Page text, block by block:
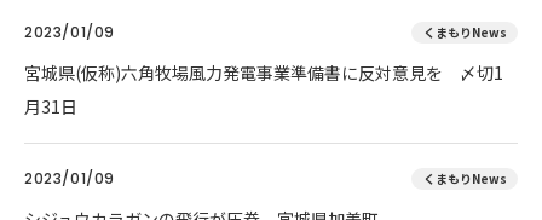
2023/01/09 くまもりNews
宮城県(仮称)六角牧場風力発電事業準備書に反対意見を 〆切1
月31日
2023/01/09 くまもりNews